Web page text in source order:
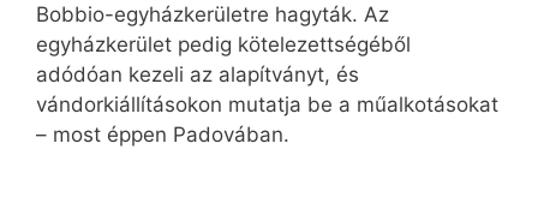
Bobbio-egyházkerületre hagyták. Az
egyházkerület pedig kötelezettségéből
adódóan kezeli az alapítványt, és
vándorkiállításokon mutatja be a műalkotásokat
– most éppen Padovában.